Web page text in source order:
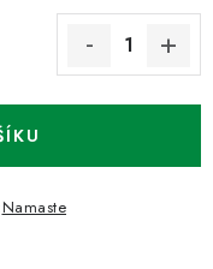
Namaste